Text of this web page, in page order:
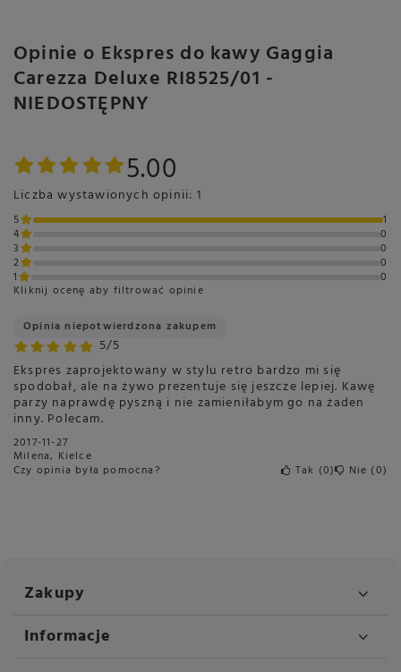
Opinie o Ekspres do kawy Gaggia
Carezza Deluxe RI8525/01 -
NIEDOSTĘPNY
5.00
Liczba wystawionych opinii: 1
5
1
4
0
3
0
2
0
1
0
Kliknij ocenę aby filtrować opinie
5/5
Opinia niepotwierdzona zakupem
Ekspres zaprojektowany w stylu retro bardzo mi się
spodobał, ale na żywo prezentuje się jeszcze lepiej. Kawę
parzy naprawdę pyszną i nie zamieniłabym go na żaden
inny. Polecam.
2017-11-27
Milena, Kielce
Czy opinia była pomocna? Tak 0 Nie 0
Zakupy
Informacje